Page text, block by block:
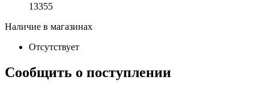
13355
Наличие в магазинах
Отсутствует
Сообщить о поступлении